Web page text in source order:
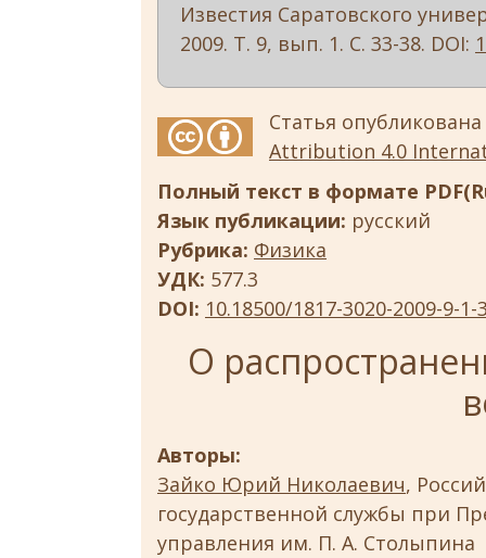
Известия Саратовского
2009. Т. 9, вып. 1. С. 33-38. DOI:
Статья
Attribution 4.0
Полный текст в формате
Язык публикации: русский
Рубрика: Физика
УДК: 577.3
DOI: 10.18500/1817-3020-2009-9-1-
О
Авторы:
Зайко Юрий Николаевич,
государственной службы при
управления им. П. А. Столыпина